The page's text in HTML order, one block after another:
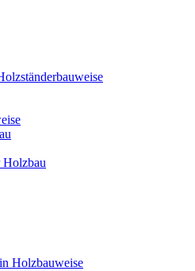
Holzbau
Holzbauweise